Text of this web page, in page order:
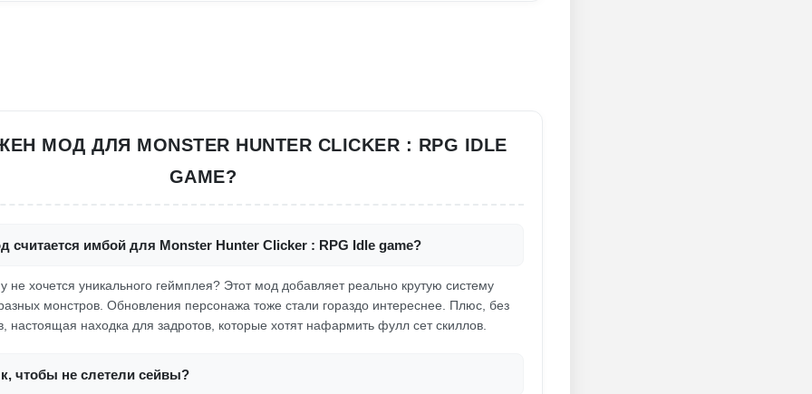
МОД ДЛЯ MONSTER HUNTER CLICKER : RPG IDLE
GAME?
считается имбой для Monster Hunter Clicker : RPG Idle game?
не хочется уникального геймплея? Этот мод добавляет реально крутую систему
монстров. Обновления персонажа тоже стали гораздо интереснее. Плюс, без
настоящая находка для задротов, которые хотят нафармить фулл сет скиллов.
чтобы не слетели сейвы?